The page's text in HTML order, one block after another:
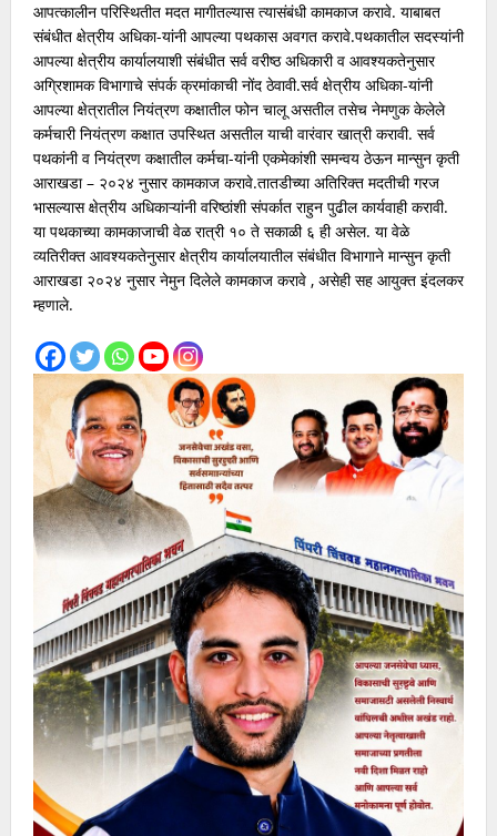
आपत्कालीन परिस्थितीत मदत मागीतल्यास त्यासंबंधी कामकाज करावे. याबाबत
संबंधीत क्षेत्रीय अधिका-यांनी आपल्या पथकास अवगत करावे.पथकातील सदस्यांनी
आपल्या क्षेत्रीय कार्यालयाशी संबंधीत सर्व वरीष्ठ अधिकारी व आवश्यकतेनुसार
अग्रिशामक विभागाचे संपर्क क्रमांकाची नोंद ठेवावी.सर्व क्षेत्रीय अधिका-यांनी
आपल्या क्षेत्रातील नियंत्रण कक्षातील फोन चालू असतील तसेच नेमणुक केलेले
कर्मचारी नियंत्रण कक्षात उपस्थित असतील याची वारंवार खात्री करावी. सर्व
पथकांनी व नियंत्रण कक्षातील कर्मचा-यांनी एकमेकांशी समन्वय ठेऊन मान्सुन कृती
आराखडा – २०२४ नुसार कामकाज करावे.तातडीच्या अतिरिक्त मदतीची गरज
भासल्यास क्षेत्रीय अधिकाऱ्यांनी वरिष्ठांशी संपर्कात राहुन पुढील कार्यवाही करावी.
या पथकाच्या कामकाजाची वेळ रात्री १० ते सकाळी ६ ही असेल. या वेळे
व्यतिरीक्त आवश्यकतेनुसार क्षेत्रीय कार्यालयातील संबंधीत विभागाने मान्सुन कृती
आराखडा २०२४ नुसार नेमुन दिलेले कामकाज करावे , असेही सह आयुक्त इंदलकर
म्हणाले.